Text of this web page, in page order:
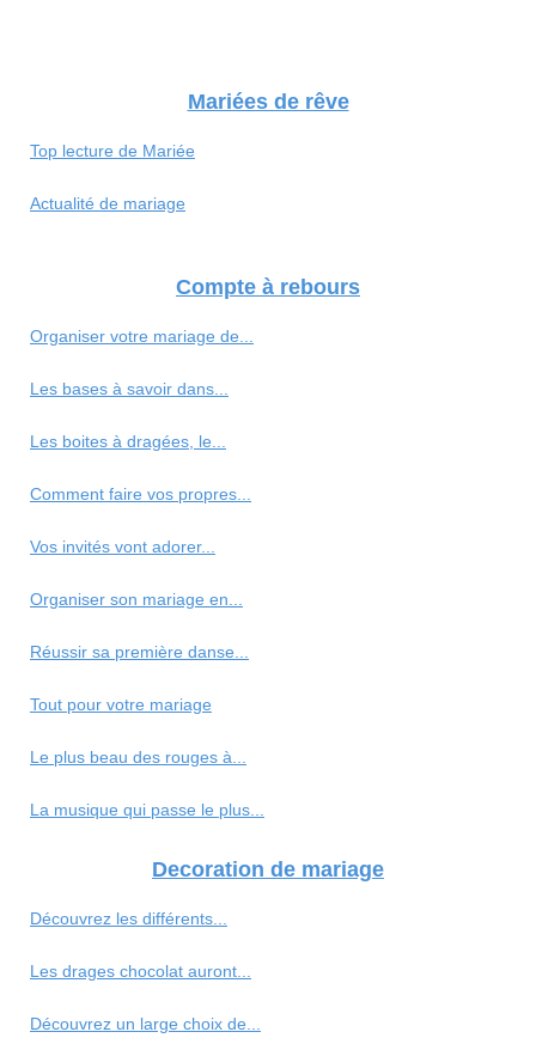
Mariées de rêve
Top lecture de Mariée
Actualité de mariage
Compte à rebours
Organiser votre mariage de...
Les bases à savoir dans...
Les boites à dragées, le...
Comment faire vos propres...
Vos invités vont adorer...
Organiser son mariage en...
Réussir sa première danse...
Tout pour votre mariage
Le plus beau des rouges à...
La musique qui passe le plus...
Decoration de mariage
Découvrez les différents...
Les drages chocolat auront...
Découvrez un large choix de...